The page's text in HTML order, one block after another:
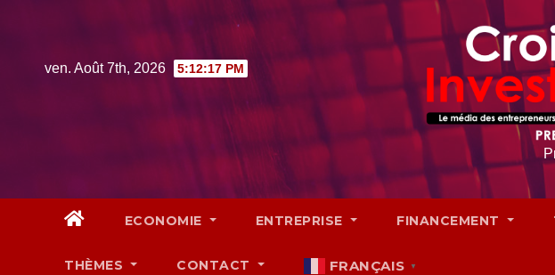
contentven. Août 7th, 2026 5:12:18 PM
ECONOMIE ENTREPRISE FINANCEMENT
THÈMES CONTACT FRANÇAIS ▼